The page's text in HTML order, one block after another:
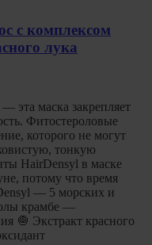
с комплексом
лука
эта маска закрепляет
Фитостероловые
которого не могут
тонкую
HairDensyl в маске
потому что время
— 5 морских и
крамбе —
🧅 Экстракт красного